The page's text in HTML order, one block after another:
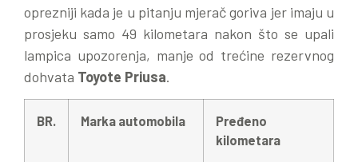
oprezniji kada je u pitanju mjerač goriva jer imaju u
prosjeku samo 49 kilometara nakon što se upali
lampica upozorenja, manje od trećine rezervnog
dohvata Toyote Priusa.
BR. Marka automobila
Pređeno
kilometara